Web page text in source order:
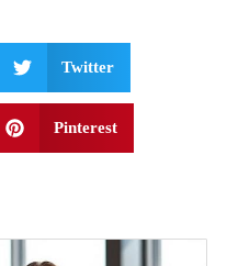
Twitter
Pinterest